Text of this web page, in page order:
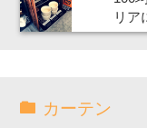
リア
カーテン